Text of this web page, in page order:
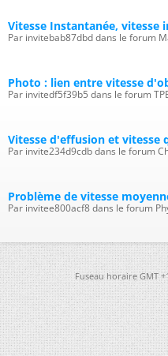
Vitesse Instantanée, vitesse
Par invitebab87dbd dans le forum
Photo : lien entre vitesse
Par invitedf5f39b5 dans le forum
Vitesse d'effusion et vitesse
Par invite234d9cdb dans le forum
Problème de vitesse
Par invitee800acf8 dans le forum
Fuseau horaire GMT